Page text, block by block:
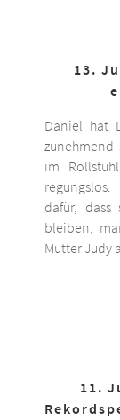
13.
Daniel hat
zunehmend
im
dafür, dass
bleiben,
Mutter Judy
11.